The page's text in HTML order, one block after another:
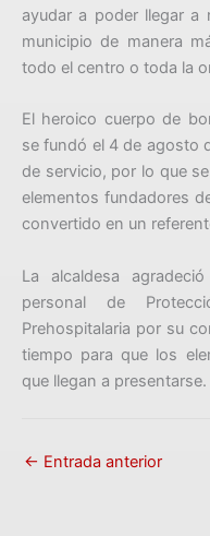
ayudar a poder llegar a
municipio de manera
todo el centro o toda la
El heroico cuerpo de
se fundó el 4 de agosto
de servicio, por lo que
elementos fundadores
convertido en un
La alcaldesa
personal de
Prehospitalaria por su
tiempo para que los
que llegan a presentarse.
← Entrada anterior